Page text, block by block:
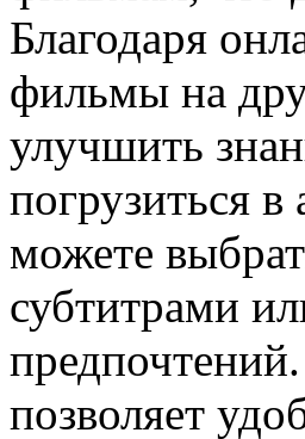
Благодаря
фильмы на
улучшить
погрузиться
можете
субтитрами
позволяет